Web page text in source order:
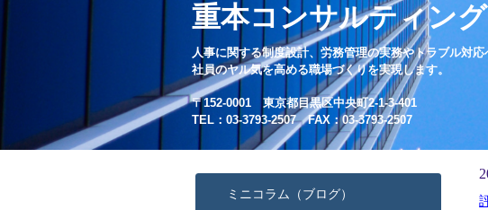
重本コンサルティン
人事に関する制度設計、労務管理の実務やトラブル対
社員のヤル気を高める職場づくりを実現します。
〒152-0001 東京都目黒区中央町2-1-3-401
TEL：03-3793-2507 FAX：03-3793-2507
ミニコラム（ブログ）